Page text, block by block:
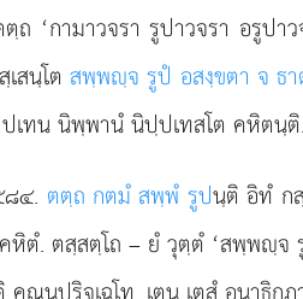
ถ ‘กามาวจรา รูปาวจรา อรูป
สนฺโตสพฺพฺจ รูปํ อสงฺขตา จ ธ
เทน นิพฺพานํ นิปฺปเทสโต คหิตนฺติ
๔. ตตฺถ กตมํ สพฺพํ รูปนฺติ อิทํ ก
หิตํ. ตสฺสตฺโถ – ยํ วุตฺตํ ‘สพฺพฺจ